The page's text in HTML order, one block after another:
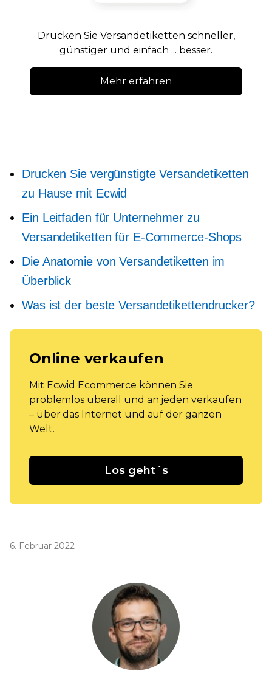
Drucken Sie Versandetiketten schneller,
günstiger und einfach ... besser.
Mehr erfahren
Drucken Sie vergünstigte Versandetiketten
zu Hause mit Ecwid
Ein Leitfaden für Unternehmer zu
Versandetiketten für E-Commerce-Shops
Die Anatomie von Versandetiketten im
Überblick
Was ist der beste Versandetikettendrucker?
Online verkaufen
Mit Ecwid Ecommerce können Sie
problemlos überall und an jeden verkaufen
– über das Internet und auf der ganzen
Welt.
Los geht´s
6. Februar 2022